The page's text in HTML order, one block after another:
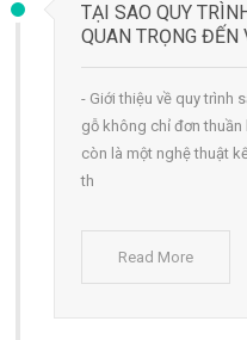
TẠI SAO QUY
QUAN TRỌNG ĐẾN
- Giới thiệu về quy trình
gỗ không chỉ đơn
còn là một nghệ thuật
th
Read More